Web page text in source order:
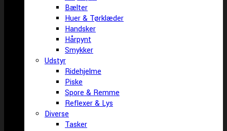
Bælter
Huer & Tørklæder
Handsker
Hårpynt
Smykker
Udstyr
Ridehjelme
Piske
Spore & Remme
Reflexer & Lys
Diverse
Tasker